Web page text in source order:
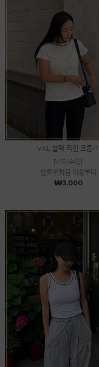
VAL 블랙 라인 코튼-T
[VIP/수입]
옐로우회원 이상부터
₩103,000